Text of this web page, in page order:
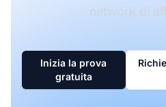
network di
Inizia la prova
gratuita